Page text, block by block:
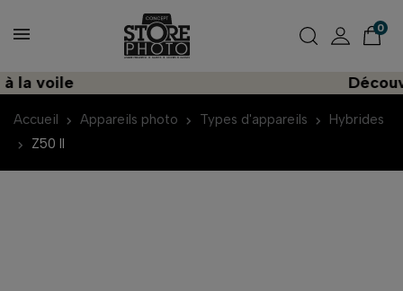
0
voile
Accueil Appareils photo Types d'appareils
Hybrides
Z50 II